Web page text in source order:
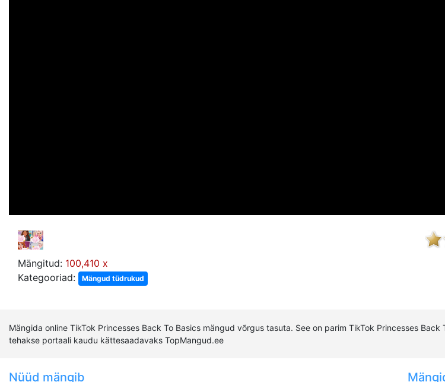
Mängitud: 100,410 x
Kategooriad:
Mängud tüdrukud
Mängida online TikTok Princesses Back To Basics mängud võrgus tasuta. See on parim TikTok Princesses
tehakse portaali kaudu kättesaadavaks TopMangud.ee
Nüüd mängib